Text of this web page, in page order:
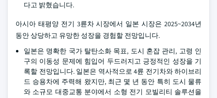
다고 밝혔습니다.
아시아 태평양 전기 3륜차 시장에서 일본 시장은 2025~2034년
동안 상당하고 유망한 성장을 경험할 전망입니다.
일본은 명확한 국가 탈탄소화 목표, 도시 혼잡 관리, 고령 인
구의 이동성 문제에 힘입어 두드러지고 긍정적인 성장을 기
록할 전망입니다. 일본은 역사적으로 4륜 전기차와 하이브리
드 승용차에 주력해 왔지만, 최근 몇 년 동안 특히 도시 물류
와 소규모 대중교통 분야에서 소형 전기 모빌리티 솔루션을